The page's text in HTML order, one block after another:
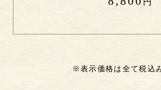
円
※表示価格は全て税込